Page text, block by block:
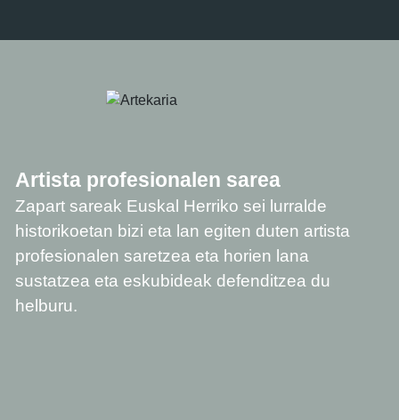
Artista profesionalen sarea
Zapart sareak Euskal Herriko sei lurralde
historikoetan bizi eta lan egiten duten artista
profesionalen saretzea eta horien lana
sustatzea eta eskubideak defenditzea du
helburu.